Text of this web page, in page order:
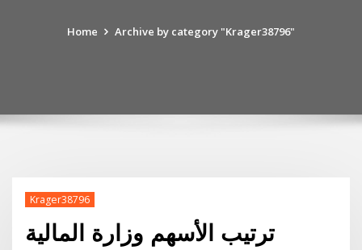
Home Archive by category "Krager38796"
Krager38796
ترتيب الأسهم وزارة المالية